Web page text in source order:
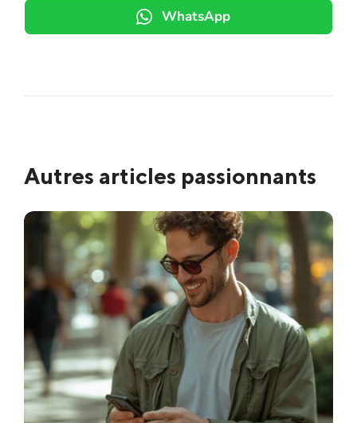
WhatsApp
Autres articles passionnants